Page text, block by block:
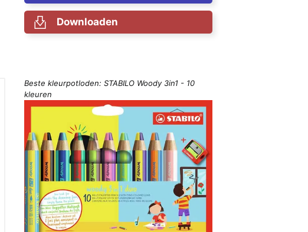
Downloaden
Beste kleurpotloden: STABILO Woody 3in1 - 10
kleuren